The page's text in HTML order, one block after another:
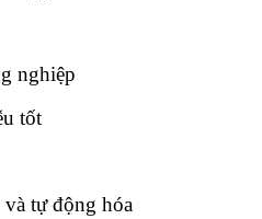
nghiệp
tốt
tự động hóa